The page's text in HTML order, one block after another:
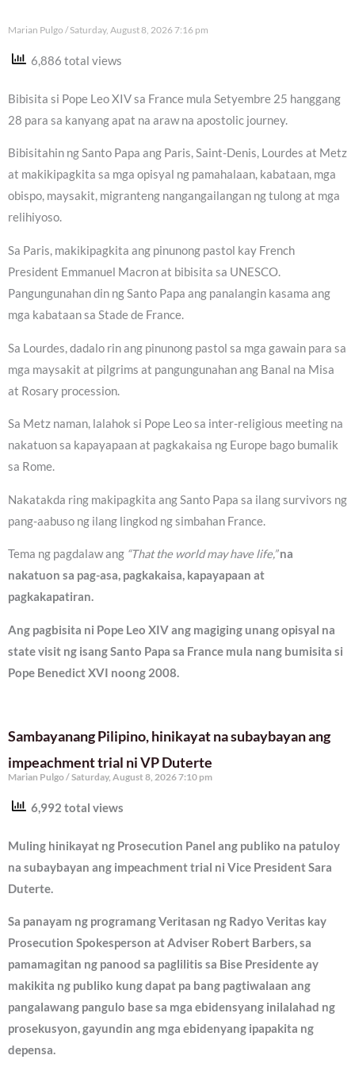
Marian Pulgo Saturday, August 8, 2026 7:16 pm
6,886 total views
Bibisita si Pope Leo XIV sa France mula Setyembre 25 hanggang
28 para sa kanyang apat na araw na apostolic journey.
Bibisitahin ng Santo Papa ang Paris, Saint-Denis, Lourdes at Metz
at makikipagkita sa mga opisyal ng pamahalaan, kabataan, mga
obispo, maysakit, migranteng nangangailangan ng tulong at mga
relihiyoso.
Sa Paris, makikipagkita ang pinunong pastol kay French
President Emmanuel Macron at bibisita sa UNESCO.
Pangungunahan din ng Santo Papa ang panalangin kasama ang
mga kabataan sa Stade de France.
Sa Lourdes, dadalo rin ang pinunong pastol sa mga gawain para sa
mga maysakit at pilgrims at pangungunahan ang Banal na Misa
at Rosary procession.
Sa Metz naman, lalahok si Pope Leo sa inter-religious meeting na
nakatuon sa kapayapaan at pagkakaisa ng Europe bago bumalik
sa Rome.
Nakatakda ring makipagkita ang Santo Papa sa ilang survivors ng
pang-aabuso ng ilang lingkod ng simbahan France.
Tema ng pagdalaw ang “That the world may have life,”na
nakatuon sa pag-asa, pagkakaisa, kapayapaan at
pagkakapatiran.
Ang pagbisita ni Pope Leo XIV ang magiging unang opisyal na
state visit ng isang Santo Papa sa France mula nang bumisita si
Pope Benedict XVI noong 2008.
Sambayanang Pilipino, hinikayat na subaybayan ang
impeachment trial ni VP Duterte
Marian Pulgo Saturday, August 8, 2026 7:10 pm
6,992 total views
Muling hinikayat ng Prosecution Panel ang publiko na patuloy
na subaybayan ang impeachment trial ni Vice President Sara
Duterte.
Sa panayam ng programang Veritasan ng Radyo Veritas kay
Prosecution Spokesperson at Adviser Robert Barbers, sa
pamamagitan ng panood sa paglilitis sa Bise Presidente ay
makikita ng publiko kung dapat pa bang pagtiwalaan ang
pangalawang pangulo base sa mga ebidensyang inilalahad ng
prosekusyon, gayundin ang mga ebidenyang ipapakita ng
depensa.